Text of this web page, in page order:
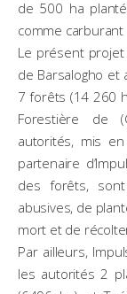
de 500 ha
comme
Le présent
de Barsalogho et
7 forêts (14 260
Forestière de
autorités, mis
partenaire
des forêts,
abusives, de
mort et de
Par ailleurs,
les autorités 2